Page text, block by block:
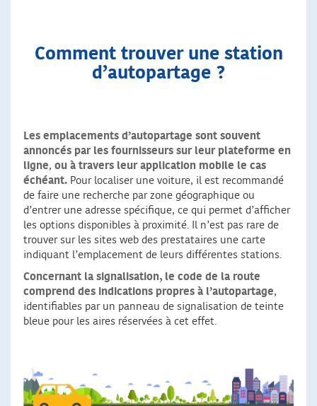
Comment trouver une station
d’autopartage ?
Les emplacements d’autopartage sont souvent
annoncés par les fournisseurs sur leur plateforme en
ligne, ou à travers leur application mobile le cas
échéant. Pour localiser une voiture, il est recommandé
de faire une recherche par zone géographique ou
d’entrer une adresse spécifique, ce qui permet d’afficher
les options disponibles à proximité. Il n’est pas rare de
trouver sur les sites web des prestataires une carte
indiquant l’emplacement de leurs différentes stations.
Concernant la signalisation, le code de la route
comprend des indications propres à l’autopartage,
identifiables par un panneau de signalisation de teinte
bleue pour les aires réservées à cet effet.